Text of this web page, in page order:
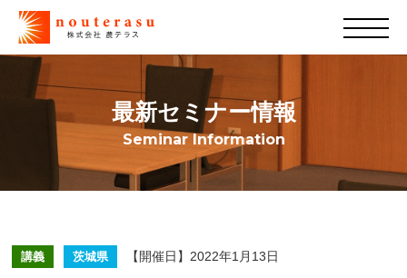
最新セミナー情報
Seminar Information
講義 茨城県 【開催日】2022年1月13日